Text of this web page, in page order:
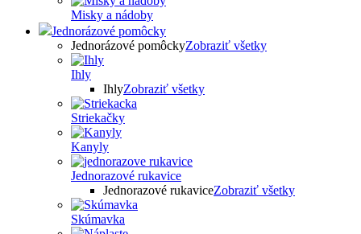
Misky a nádoby
Jednorázové pomôcky
Jednorázové pomôckyZobraziť všetky
Ihly
IhlyZobraziť všetky
Striekačky
Kanyly
Jednorazové rukavice
Jednorazové rukaviceZobraziť všetky
Skúmavka